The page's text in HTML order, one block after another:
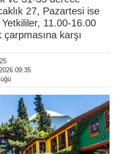
27, Pazartesi ise
11.00-16.00
karşı
09:35